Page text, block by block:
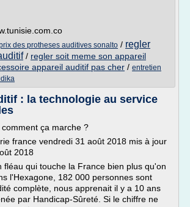
des protheses auditives sonalto / regler
/ regler soit meme son appareil
appareil auditif pas cher / entretien
: la technologie au service
ça marche ?
france vendredi 31 août 2018 mis à jour
2018
fléau qui touche la France bien plus qu'on
l'Hexagone, 182 000 personnes sont
complète, nous apprenait il y a 10 ans
par Handicap-Sûreté. Si le chiffre ne